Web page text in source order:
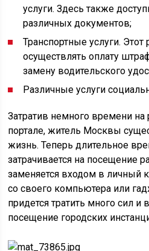
услуги. Здесь также
различных документов;
Транспортные услуги. Этот
осуществлять оплату
замену водительского
Различные услуги
Затратив немного времени
портале, житель Москвы
жизнь. Теперь длительное
затрачивается на посещение
заменяется входом в личный
со своего компьютера или
придется тратить много сил и
посещение городских